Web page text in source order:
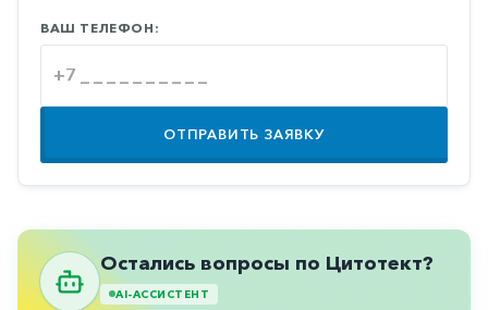
Офтальмология
Паркинсон
Противоаллергические
Противовирусные
Противоопухолевые
ВАШ ТЕЛЕФОН:
ОТПРАВИТЬ ЗАЯВКУ
Остались вопросы по Цитотект?
AI-АССИСТЕНТ